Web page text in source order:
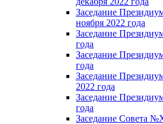
Заседание
ноября 2022 года
Заседание
года
Заседание
года
Заседание
2022 года
Заседание
года
Заседание Совета